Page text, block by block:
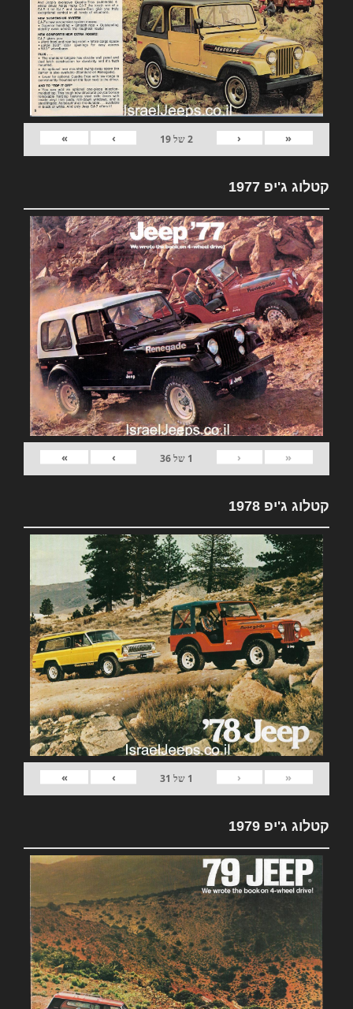
«
‹
2של19
›
»
קטלוג ג'יפ 1977
«
‹
1 של36
›
»
קטלוג ג'יפ 1978
«
‹
1 של 31
›
»
קטלוג ג'יפ 1979